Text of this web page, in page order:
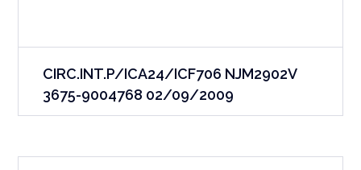
CIRC.INT.P/ICA24/ICF706 NJM2902V
3675-9004768 02/09/2009